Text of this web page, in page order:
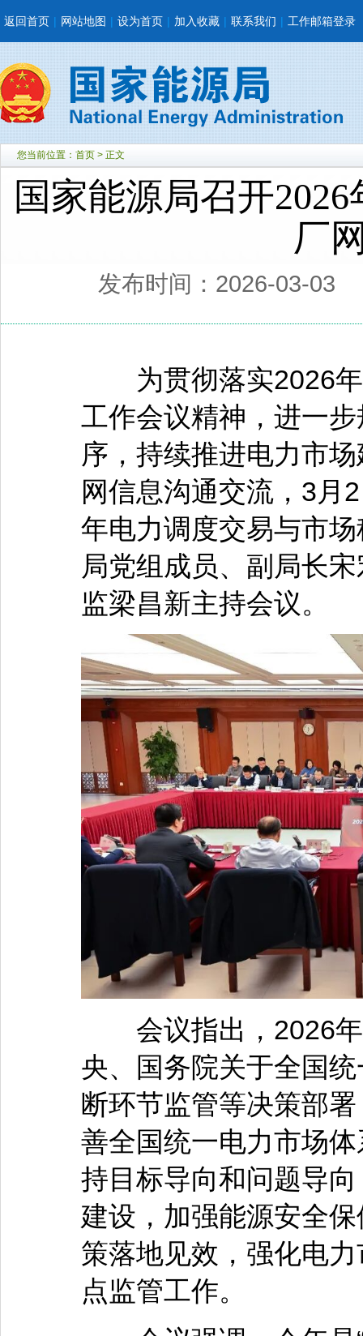
返回首页 | 网站地图 | 设为首页 | 加入收藏 | 联系我们 | 工作邮箱登录
您当前位置： 首页 > 正文
国家能源局召开
厂
发布时间：2026-03-03
为贯彻落实2026年
工作会议精神，进一
序，持续推进电力市
网信息沟通交流，3月
年电力调度交易与市
局党组成员、副局长
监梁昌新主持会议。
会议指出，2026年
央、国务院关于全国
断环节监管等决策部
善全国统一电力市场
持目标导向和问题导
建设，加强能源安全
策落地见效，强化电
点监管工作。